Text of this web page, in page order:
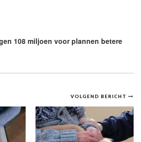
108 miljoen voor plannen betere
VOLGEND BERICHT